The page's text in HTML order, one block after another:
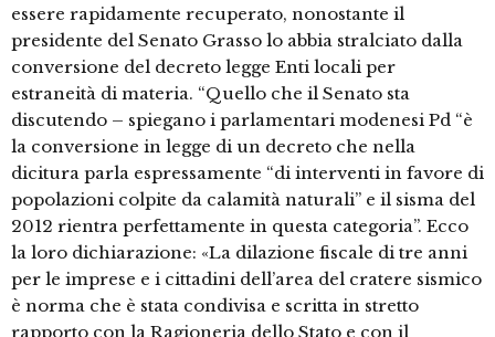
essere rapidamente recuperato, nonostante il
presidente del Senato Grasso lo abbia stralciato dalla
conversione del decreto legge Enti locali per
estraneità di materia. “Quello che il Senato sta
discutendo – spiegano i parlamentari modenesi Pd “è
la conversione in legge di un decreto che nella
dicitura parla espressamente “di interventi in favore di
popolazioni colpite da calamità naturali” e il sisma del
2012 rientra perfettamente in questa categoria”. Ecco
la loro dichiarazione: «La dilazione fiscale di tre anni
per le imprese e i cittadini dell’area del cratere sismico
è norma che è stata condivisa e scritta in stretto
rapporto con la Ragioneria dello Stato e con il